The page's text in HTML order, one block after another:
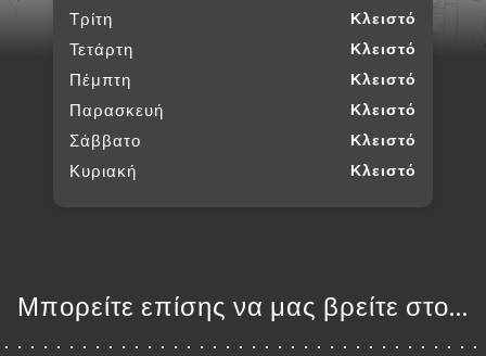
Τρίτη Κλειστό
Τετάρτη Κλειστό
Πέμπτη Κλειστό
Παρασκευή Κλειστό
Σάββατο Κλειστό
Κυριακή Κλειστό
Μπορείτε επίσης να μας βρείτε στο...